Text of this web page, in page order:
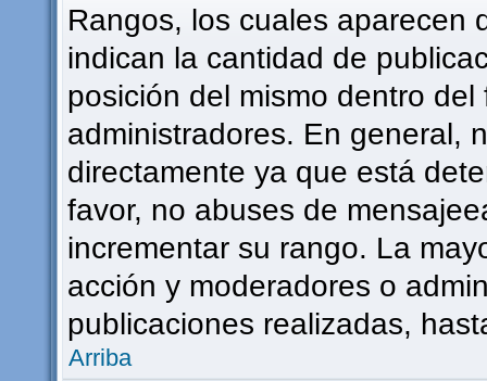
Rangos, los cuales aparecen
indican la cantidad de
posición del mismo dentro
administradores. En general,
directamente ya que está
favor, no abuses de
incrementar su rango. La
acción y moderadores o
publicaciones realizadas,
Arriba